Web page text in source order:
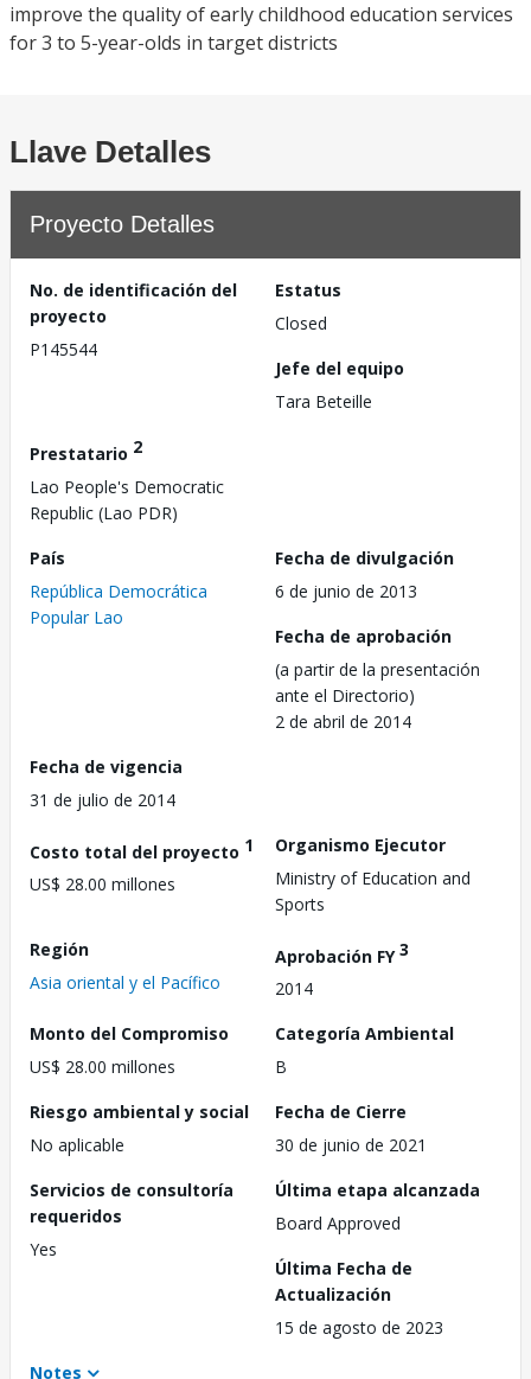
improve the quality of early childhood education services
for 3 to 5-year-olds in target districts
Llave Detalles
Proyecto Detalles
No. de identificación del
proyecto
P145544
Estatus
Closed
Jefe del equipo
Tara Beteille
Prestatario 2
Lao People's Democratic
Republic (Lao PDR)
País
República Democrática
Popular Lao
Fecha de divulgación
6 de junio de 2013
Fecha de aprobación
(a partir de la presentación
ante el Directorio)
2 de abril de 2014
Fecha de vigencia
31 de julio de 2014
Costo total del proyecto 1
US$ 28.00 millones
Organismo Ejecutor
Ministry of Education and
Sports
Región
Asia oriental y el Pacífico
Aprobación FY3
2014
Monto del Compromiso
US$ 28.00 millones
Categoría Ambiental
B
Riesgo ambiental y social
No aplicable
Fecha de Cierre
30 de junio de 2021
Servicios de consultoría
requeridos
Yes
Última etapa alcanzada
Board Approved
Última Fecha de
Actualización
15 de agosto de 2023
Notes